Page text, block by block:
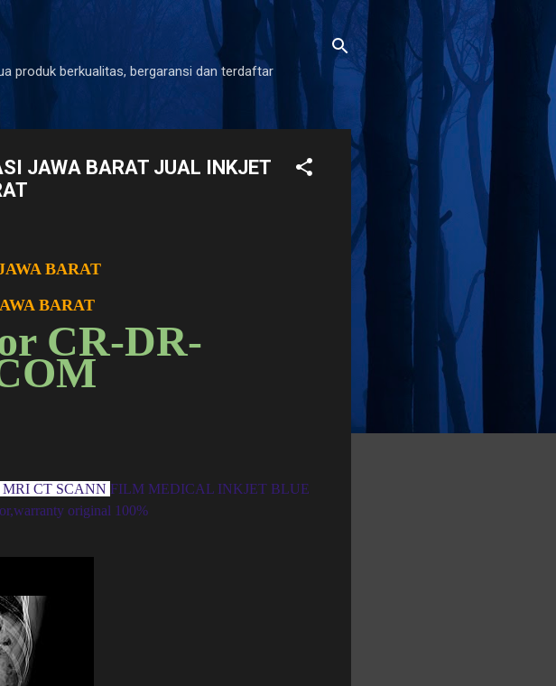
produk berkualitas, bergaransi dan terdaftar
JAWA BARAT JUAL INKJET
BARAT
BARAT
CR-DR-
MRI CT SCANN FILM MEDICAL INKJET BLUE
original 100%